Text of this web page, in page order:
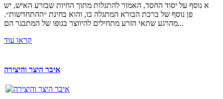
א נוסף על יסוד החסד, האמור להתגלות מתוך החיות שבזרע האיש, יש
פן נוסף של ברכת הבורא המתגלה בו, והוא בחינת ״ההתחדשות״.
מהרגע שתאי הזרע מתחילים להיווצר בגופו של המתבגר הם...
קראו עוד
איבר היצר והיצירה